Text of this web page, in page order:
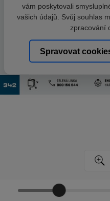
vám poskytovali
vašich údajů. Svůj souhlas
zpracování
Spravovat